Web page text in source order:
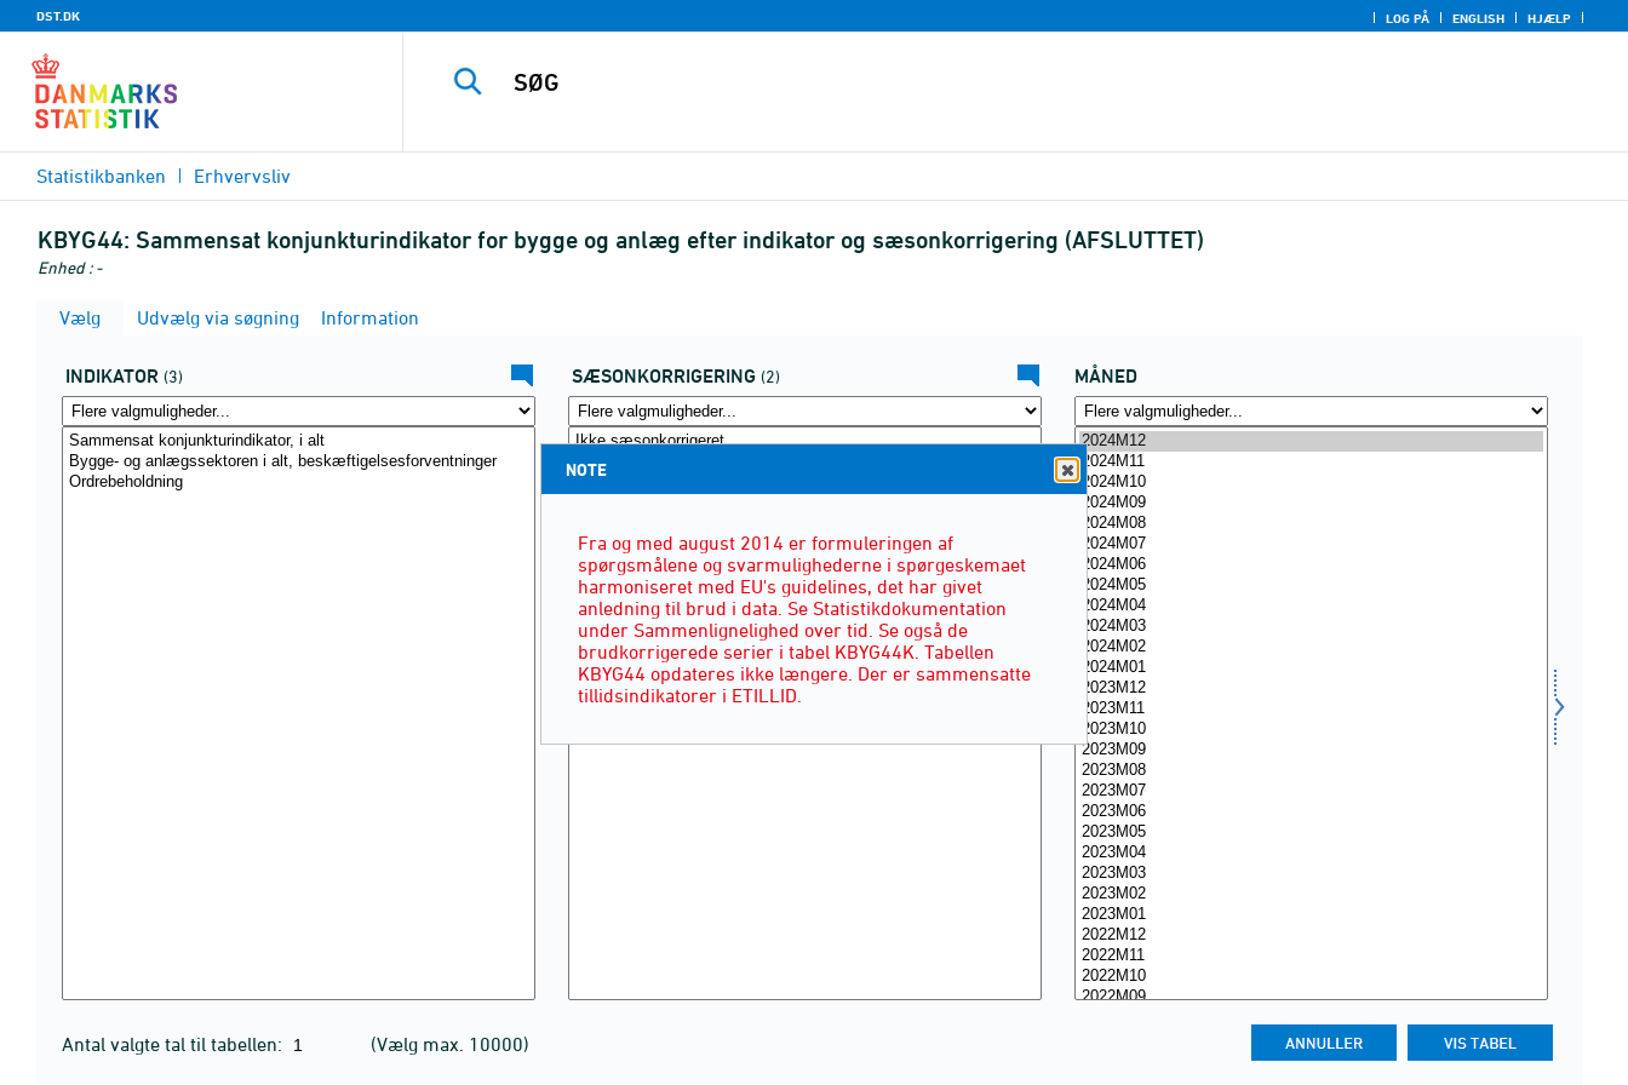
DST.DK LOG PÅ ENGLISH HJÆLP
Statistikbanken Erhvervsliv
KBYG44: Sammensat konjunkturindikator for bygge og anlæg efter indikator og sæsonkorrigering (AFSLUTTET)
Enhed : -
Vælg Udvælg via søgning Information
INDIKATOR (3) SÆSONKORRIGERING (2) MÅNED
Antal valgte tal til tabellen: (Vælg max. 10000)
NOTE
Fra og med august 2014 er formuleringen af
spørgsmålene og svarmulighederne i spørgeskemaet
harmoniseret med EU's guidelines, det har givet
anledning til brud i data. Se Statistikdokumentation
under Sammenlignelighed over tid. Se også de
brudkorrigerede serier i tabel KBYG44K. Tabellen
KBYG44 opdateres ikke længere. Der er sammensatte
tillidsindikatorer i ETILLID.